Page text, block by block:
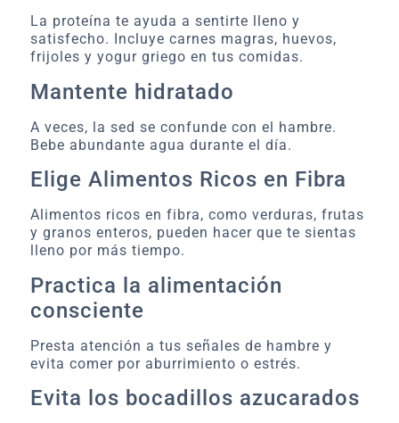
La proteína te ayuda a sentirte lleno y
satisfecho. Incluye carnes magras, huevos,
frijoles y yogur griego en tus comidas.
Mantente hidratado
A veces, la sed se confunde con el hambre.
Bebe abundante agua durante el día.
Elige Alimentos Ricos en Fibra
Alimentos ricos en fibra, como verduras, frutas
y granos enteros, pueden hacer que te sientas
lleno por más tiempo.
Practica la alimentación
consciente
Presta atención a tus señales de hambre y
evita comer por aburrimiento o estrés.
Evita los bocadillos azucarados